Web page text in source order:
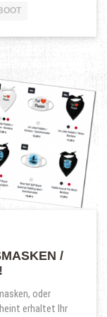
/
oder
erhaltet Ihr